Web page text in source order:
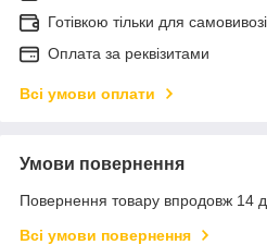
Готівкою тільки для
Оплата за реквізитами
Всі умови оплати
Умови повернення
Повернення товару впродовж 14
Всі умови повернення